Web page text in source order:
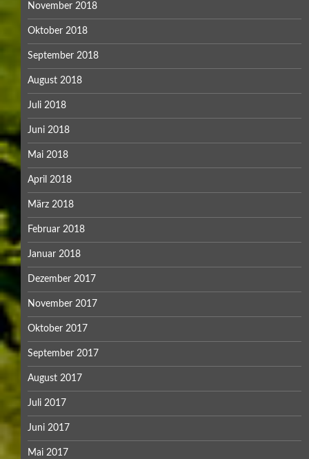
November 2018
Oktober 2018
September 2018
August 2018
Juli 2018
Juni 2018
Mai 2018
April 2018
März 2018
Februar 2018
Januar 2018
Dezember 2017
November 2017
Oktober 2017
September 2017
August 2017
Juli 2017
Juni 2017
Mai 2017